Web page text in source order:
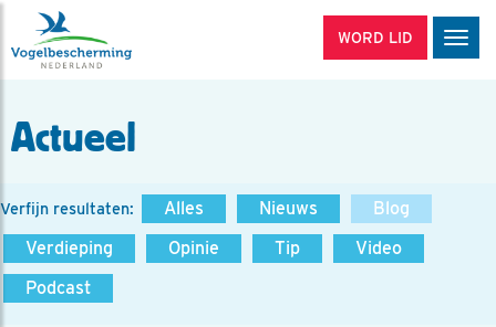
WORD LID
Actueel
Verfijn resultaten: Alles Nieuws
Blog
Verdieping
Opinie Tip
Video
Podcast